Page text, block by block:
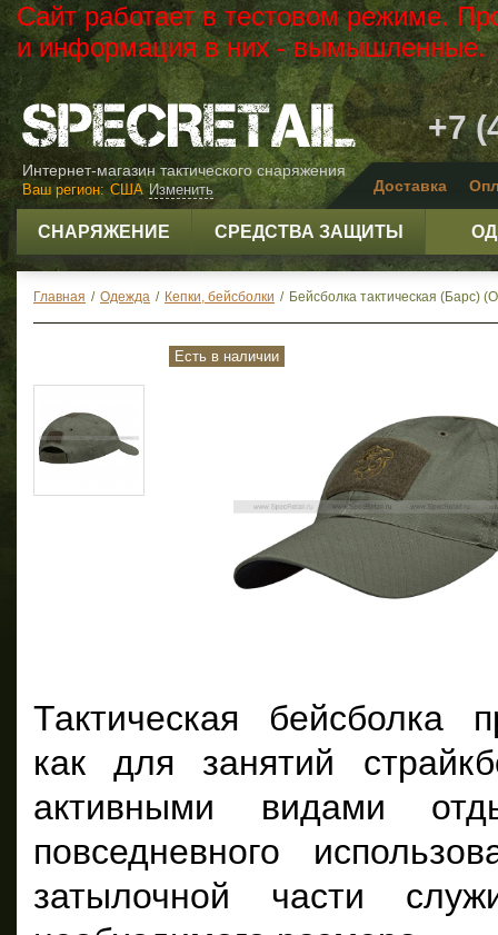
Сайт работает в тестовом режиме.
и информация в них - вымышленные.
Интернет-магазин тактического снаряжения
+7
Доставка
Изменить
Ваш регион: США
СНАРЯЖЕНИЕ СРЕДСТВА ЗАЩИТЫ
Главная / Одежда / Кепки, бейсболки / Бейсболка тактическая (Барс)
Есть в наличии
Тактическая бейсболка
как для занятий
активными видами
повседневного
затылочной части